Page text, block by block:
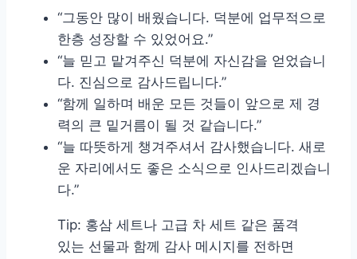
“그동안 많이 배웠습니다. 덕분에 업무적으로
한층 성장할 수 있었어요.”
“늘 믿고 맡겨주신 덕분에 자신감을 얻었습니
다. 진심으로 감사드립니다.”
“함께 일하며 배운 모든 것들이 앞으로 제 경
력의 큰 밑거름이 될 것 같습니다.”
“늘 따뜻하게 챙겨주셔서 감사했습니다. 새로
운 자리에서도 좋은 소식으로 인사드리겠습니
다.”
Tip: 홍삼 세트나 고급 차 세트 같은 품격
있는 선물과 함께 감사 메시지를 전하면